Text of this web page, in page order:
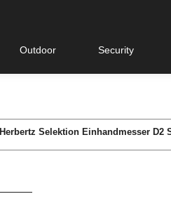
Outdoor Security
Herbertz Selektion Einhandmesser